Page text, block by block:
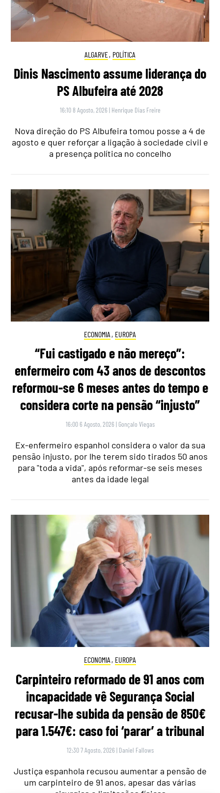
ALGARVE, POLÍTICA
Dinis Nascimento assume liderança do
PS Albufeira até 2028
16:10 8 Agosto, 2026 | Henrique Dias Freire
Nova direção do PS Albufeira tomou posse a 4 de
agosto e quer reforçar a ligação à sociedade civil e
a presença política no concelho
ECONOMIA , EUROPA
“Fui castigado e não mereço”:
enfermeiro com 43 anos de descontos
reformou-se 6 meses antes do tempo e
considera corte na pensão “injusto”
16:00 6 Agosto, 2026 | Gonçalo Viegas
Ex-enfermeiro espanhol considera o valor da sua
pensão injusto, por lhe terem sido tirados 50 anos
para "toda a vida", após reformar-se seis meses
antes da idade legal
ECONOMIA , EUROPA
Carpinteiro reformado de 91 anos com
incapacidade vê Segurança Social
recusar-lhe subida da pensão de 850€
para 1.547€: caso foi ‘parar’ a tribunal
12:30 7 Agosto, 2026 | Daniel Fallows
Justiça espanhola recusou aumentar a pensão de
um carpinteiro de 91 anos, apesar das várias